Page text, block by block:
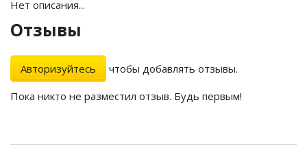
Нет описания...
Отзывы
Авторизуйтесь
чтобы добавлять отзывы.
Пока никто не разместил отзыв. Будь первым!